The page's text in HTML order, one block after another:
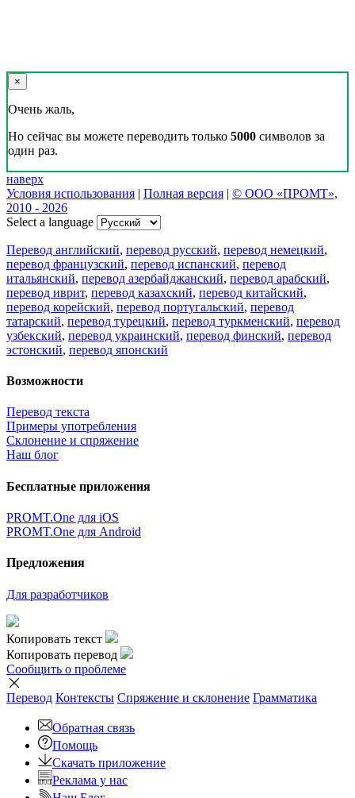
×
Очень жаль,
Но сейчас вы можете переводить только 5000 символов за
один раз.
наверх
Условия использования | Полная версия | © ООО «ПРОМТ»,
2010 - 2026
Select a language
Перевод английский, перевод русский, перевод немецкий,
перевод французский, перевод испанский, перевод
итальянский, перевод азербайджанский, перевод арабский,
перевод иврит, перевод казахский, перевод китайский,
перевод корейский, перевод португальский, перевод
татарский, перевод турецкий, перевод туркменский, перевод
узбекский, перевод украинский, перевод финский, перевод
эстонский, перевод японский
Возможности
Перевод текста
Примеры употребления
Склонение и спряжение
Наш блог
Бесплатные приложения
PROMT.One для iOS
PROMT.One для Android
Предложения
Для разработчиков
Копировать текст
Копировать перевод
Сообщить о проблеме
Перевод Контексты Спряжение и склонение Грамматика
Обратная связь
Помощь
Скачать приложение
Реклама у нас